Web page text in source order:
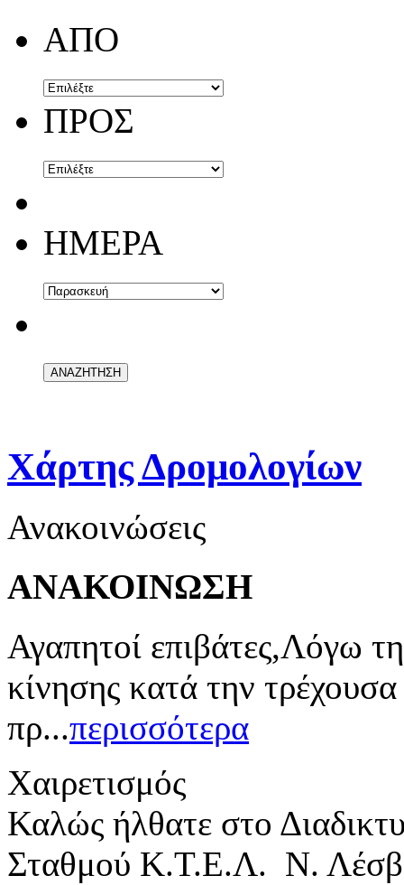
ΑΠΟ
ΠΡΟΣ
ΗΜΕΡΑ
Χάρτης Δρομολογίων
Ανακοινώσεις
ΑΝΑΚΟΙΝΩΣΗ
Αγαπητοί επιβάτες,Λόγω
κίνησης κατά την
πρ...περισσότερα
Χαιρετισμός
Καλώς ήλθατε στο
Σταθμού Κ.Τ.Ε.Λ. Ν.